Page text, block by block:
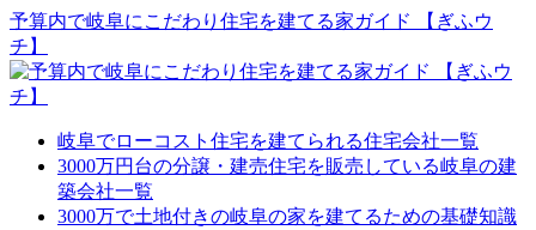
予算内で岐阜にこだわり住宅を建てる家ガイド 【ぎふウ
チ】
岐阜でローコスト住宅を建てられる住宅会社一覧
3000万円台の分譲・建売住宅を販売している岐阜の建
築会社一覧
3000万で土地付きの岐阜の家を建てるための基礎知識